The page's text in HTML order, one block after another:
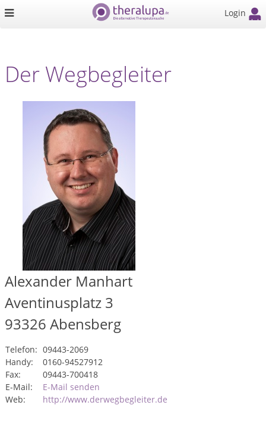
Login
Der Wegbegleiter
Alexander Manhart
Aventinusplatz 3
93326 Abensberg
Telefon: 09443-2069
Handy:
0160-94527912
Fax:
09443-700418
E-Mail:
E-Mail senden
Web:
http://www.derwegbegleiter.de